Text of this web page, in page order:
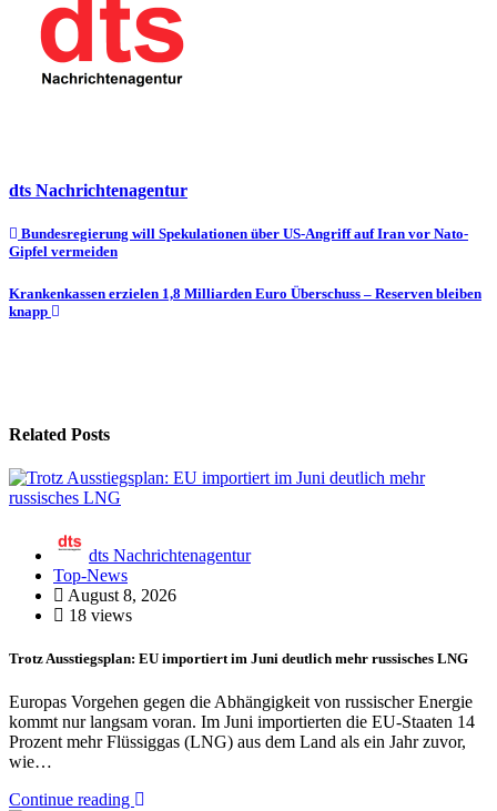
dts Nachrichtenagentur
Beitragsnavigation
Bundesregierung will Spekulationen über US-Angriff auf Iran vor Nato-
Gipfel vermeiden
Krankenkassen erzielen 1,8 Milliarden Euro Überschuss – Reserven bleiben
knapp
Related Posts
dts Nachrichtenagentur
Top-News
August 8, 2026
18 views
Trotz Ausstiegsplan: EU importiert im Juni deutlich mehr russisches LNG
Europas Vorgehen gegen die Abhängigkeit von russischer Energie
kommt nur langsam voran. Im Juni importierten die EU-Staaten 14
Prozent mehr Flüssiggas (LNG) aus dem Land als ein Jahr zuvor,
wie…
Continue reading